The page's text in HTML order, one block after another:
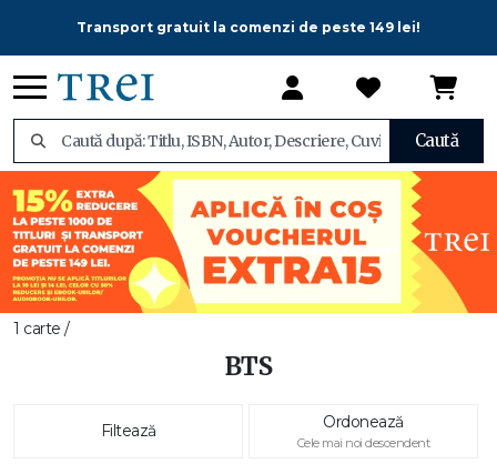
Transport gratuit la comenzi de peste 149 lei!
Caută
1 carte /
BTS
Filtează Ordonează
Cele mai noi descendent